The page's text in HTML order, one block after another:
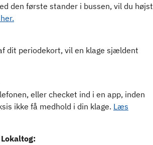
den første stander i bussen, vil du højst
dit periodekort, vil en klage sjældent
eller checket ind i en app, inden
ikke få medhold i din klage. Læs